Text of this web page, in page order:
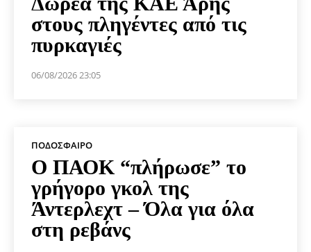
στους πληγέντες από τις
πυρκαγιές
06/08/2026 23:05
ΠΟΔΌΣΦΑΙΡΟ
Ο ΠΑΟΚ “πλήρωσε” το
γρήγορο γκολ της
Άντερλεχτ – Όλα για όλα
στη ρεβάνς